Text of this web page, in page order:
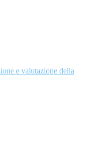
e valutazione della